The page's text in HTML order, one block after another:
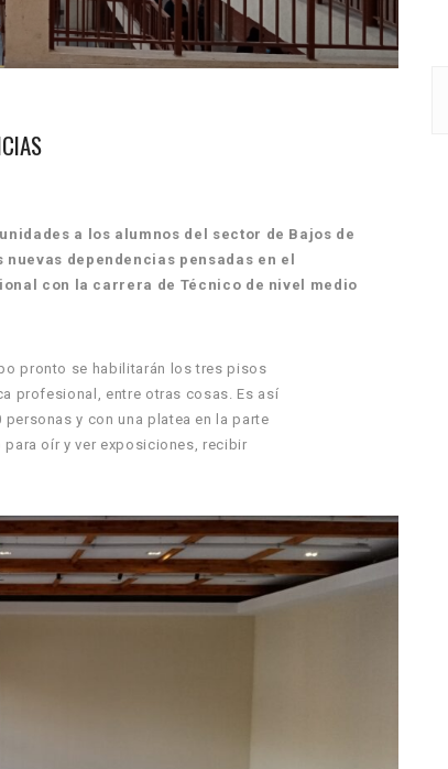
a los alumnos del sector de Bajos de
dependencias pensadas en el
con la carrera de Técnico de nivel medio
pronto se habilitarán los tres pisos
profesional, entre otras cosas. Es así
y con una platea en la parte
oír y ver exposiciones, recibir